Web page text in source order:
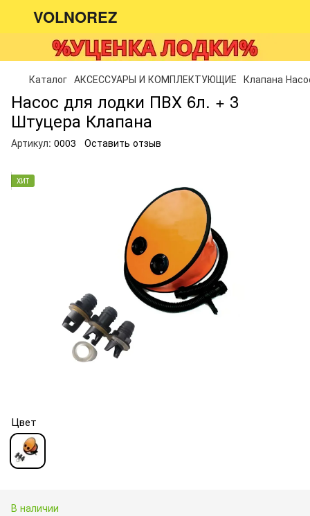
VOLNOREZ
Каталог АКСЕССУАРЫ И КОМПЛЕКТУЮЩИЕ Клапана
Насос для лодки ПВХ 6л. + 3
Штуцера Клапана
Артикул: 0003 Оставить отзыв
ХИТ
Цвет
В наличии